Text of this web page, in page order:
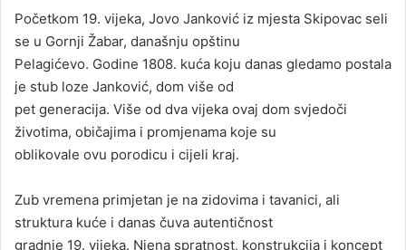
d
a
n
e
m
a
Početkom 19. vijeka, Jovo Janković iz mjesta Skipovac seli
se u Gornji Žabar, današnju opštinu
Pelagićevo. Godine 1808. kuća koju danas gledamo postala
je stub loze Janković, dom više od
pet generacija. Više od dva vijeka ovaj dom svjedoči
životima, običajima i promjenama koje su
oblikovale ovu porodicu i cijeli kraj.
Zub vremena primjetan je na zidovima i tavanici, ali
struktura kuće i danas čuva autentičnost
gradnje 19. vijeka. Njena spratnost, konstrukcija i koncept